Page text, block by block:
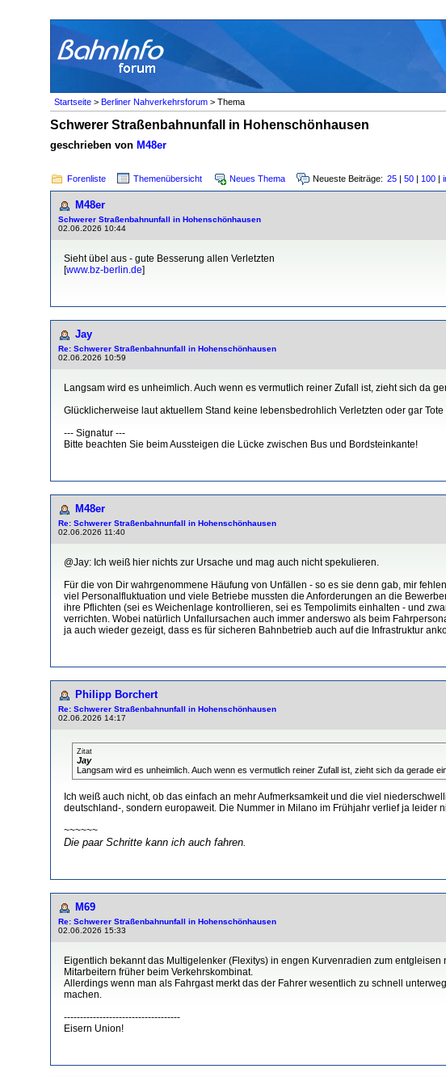
Startseite > Berliner Nahverkehrsforum > Thema
Schwerer Straßenbahnunfall in Hohenschönhausen
geschrieben von M48er
Forenliste Themenübersicht Neues Thema Neueste Beiträge: 25 | 50 | 100 |
M48er
Schwerer Straßenbahnunfall in Hohenschönhausen
02.06.2026 10:44
Sieht übel aus - gute Besserung allen Verletzten
[www.bz-berlin.de]
Jay
Re: Schwerer Straßenbahnunfall in Hohenschönhausen
02.06.2026 10:59
Langsam wird es unheimlich. Auch wenn es vermutlich reiner Zufall ist, zieht sich da
Glücklicherweise laut aktuellem Stand keine lebensbedrohlich Verletzten oder gar
--- Signatur ---
Bitte beachten Sie beim Aussteigen die Lücke zwischen Bus und Bordsteinkante!
M48er
Re: Schwerer Straßenbahnunfall in Hohenschönhausen
02.06.2026 11:40
@Jay: Ich weiß hier nichts zur Ursache und mag auch nicht spekulieren.
Für die von Dir wahrgenommene Häufung von Unfällen - so es sie denn gab, mir
viel Personalfluktuation und viele Betriebe mussten die Anforderungen an die
ihre Pflichten (sei es Weichenlage kontrollieren, sei es Tempolimits einhalten - und
verrichten. Wobei natürlich Unfallursachen auch immer anderswo als beim
ja auch wieder gezeigt, dass es für sicheren Bahnbetrieb auch auf die Infrastruktur
Philipp Borchert
Re: Schwerer Straßenbahnunfall in Hohenschönhausen
02.06.2026 14:17
Zitat
Jay
Langsam wird es unheimlich. Auch wenn es vermutlich reiner Zufall ist, zieht sich da gerade
Ich weiß auch nicht, ob das einfach an mehr Aufmerksamkeit und die viel
deutschland-, sondern europaweit. Die Nummer in Milano im Frühjahr verlief ja leider
~~~~~~
Die paar Schritte kann ich auch fahren.
M69
Re: Schwerer Straßenbahnunfall in Hohenschönhausen
02.06.2026 15:33
Eigentlich bekannt das Multigelenker (Flexitys) in engen Kurvenradien zum
Mitarbeitern früher beim Verkehrskombinat.
Allerdings wenn man als Fahrgast merkt das der Fahrer wesentlich zu schnell
machen.
------------------------------------
Eisern Union!